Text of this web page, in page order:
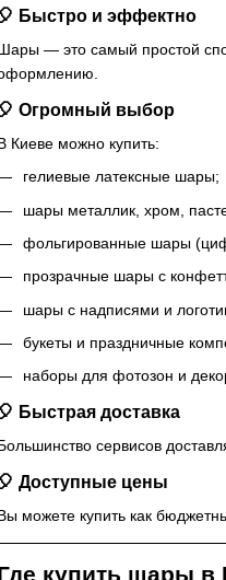
🎈 Быстро и эффектно
— это самый простой
🎈 Огромный выбор
Киеве можно купить:
гелиевые латексные шары;
шары металлик, хром,
фольгированные шары
прозрачные шары с
шары с надписями и
букеты и праздничные
наборы для фотозон и
🎈 Быстрая доставка
сервисов
🎈 Доступные цены
можете купить как
купить шары в